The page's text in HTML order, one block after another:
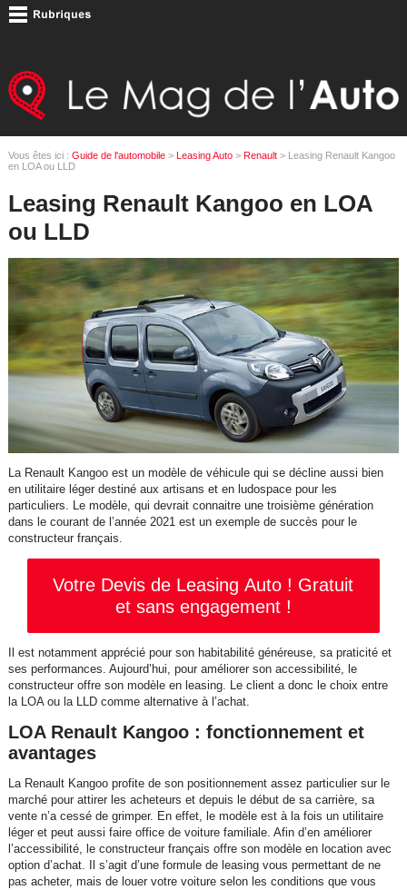
Vous êtes ici : Guide de l'automobile> Leasing Auto> Renault> Leasing Renault Kangoo
en LOA ou LLD
Leasing Renault Kangoo en LOA
ou LLD
La Renault Kangoo est un modèle de véhicule qui se décline aussi bien
en utilitaire léger destiné aux artisans et en ludospace pour les
particuliers. Le modèle, qui devrait connaitre une troisième génération
dans le courant de l’année 2021 est un exemple de succès pour le
constructeur français.
Votre Devis de Leasing Auto ! Gratuit
et sans engagement !
Il est notamment apprécié pour son habitabilité généreuse, sa praticité et
ses performances. Aujourd’hui, pour améliorer son accessibilité, le
constructeur offre son modèle en leasing. Le client a donc le choix entre
la LOA ou la LLD comme alternative à l’achat.
LOA Renault Kangoo : fonctionnement et
avantages
La Renault Kangoo profite de son positionnement assez particulier sur le
marché pour attirer les acheteurs et depuis le début de sa carrière, sa
vente n’a cessé de grimper. En effet, le modèle est à la fois un utilitaire
léger et peut aussi faire office de voiture familiale. Afin d’en améliorer
l’accessibilité, le constructeur français offre son modèle en location avec
option d’achat. Il s’agit d’une formule de leasing vous permettant de ne
pas acheter, mais de louer votre voiture selon les conditions que vous